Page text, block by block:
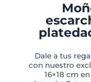
Dale a tus
con nuestro
16×18 cm